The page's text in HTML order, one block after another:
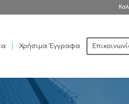
Χρήσιμα Έγγραφα